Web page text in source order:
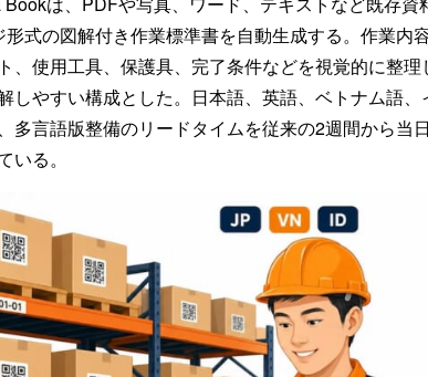
形式の図解付き作業標準書を自動生成する。作業内
、使用工具、保護具、完了条件などを視覚的に整
しやすい構成とした。日本語、英語、ベトナム語
多言語版整備のリードタイムを従来の2週間から当
いる。